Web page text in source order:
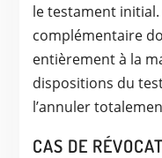
le testament
complémentaire
entièrement à la
dispositions du
l’annuler
CAS DE